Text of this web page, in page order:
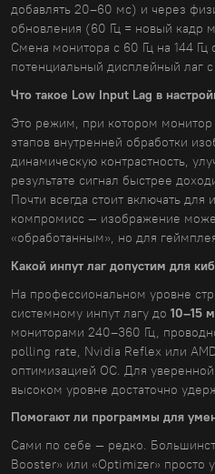
добавлять 20–60 мс) и через
обновления (60 Гц = новый кадр
Смена монитора с 60 Гц на 144
потенциальный дисплейный лаг
Что такое Low Input Lag в
Это режим, при котором монитор
этапов внутренней обработки
динамическую контрастность,
результате сигнал быстрее
Почти всегда стоит включать для
компромисс — изображение
«обработанным», но для
Какой инпут лаг допустим для
На профессиональном уровне
системному инпут лагу до 10–15
мониторами 240–360 Гц,
polling rate, Nvidia Reflex или
оптимизацией ОС. Для
высоком уровне достаточно
Помогают ли программы для
Сами по себе — редко.
Booster» или «Optimizer» просто